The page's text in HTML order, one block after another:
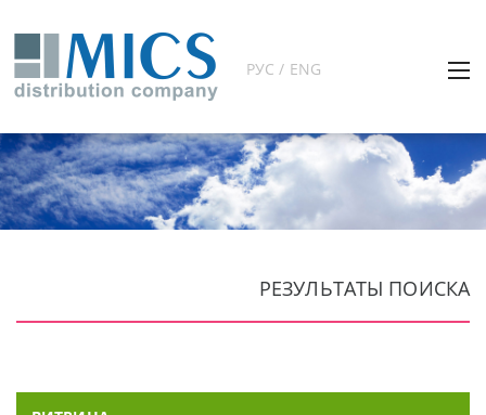
РУС / ENG
РЕЗУЛЬТАТЫ ПОИСКА